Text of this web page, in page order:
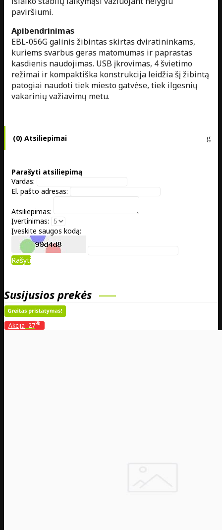
paviršiumi.
Apibendrinimas
EBL-056G galinis žibintas skirtas dviratininkams,
kuriems svarbus geras matomumas ir paprastas
kasdienis naudojimas. USB įkrovimas, 4 švietimo
režimai ir kompaktiška konstrukcija leidžia šį žibintą
patogiai naudoti tiek miesto gatvėse, tiek ilgesnių
vakarinių važiavimų metu.
(0) Atsiliepimai
Parašyti atsiliepimą
Vardas:
El. pašto adresas:
Atsiliepimas:
Įvertinimas:
Įveskite saugos kodą:
Rašyti
Susijusios prekės
Akcija -27%